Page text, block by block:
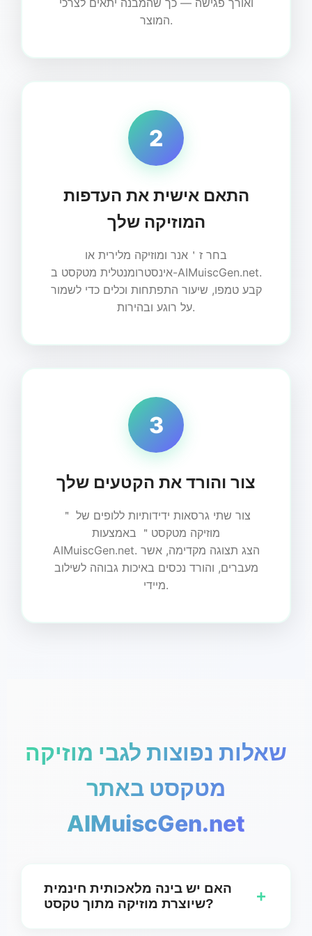
ואורך פגישה — כך שהמבנה יתאים לצרכי
המוצר.
2
התאם אישית את העדפות
המוזיקה שלך
בחר ז＇אנר ומוזיקה מלירית או
אינסטרומנטלית מטקסט ב-AIMuiscGen.net.
קבע טמפו, שיעור התפתחות וכלים כדי לשמור
על רוגע ובהירות.
3
צור והורד את הקטעים שלך
צור שתי גרסאות ידידותיות ללופים של ＂
מוזיקה מטקסט＂ באמצעות
AIMuiscGen.net. הצג תצוגה מקדימה, אשר
מעברים, והורד נכסים באיכות גבוהה לשילוב
מיידי.
שאלות נפוצות לגבי מוזיקה
מטקסט באתר
AIMuiscGen.net
האם יש בינה מלאכותית חינמית
שיוצרת מוזיקה מתוך טקסט?
+